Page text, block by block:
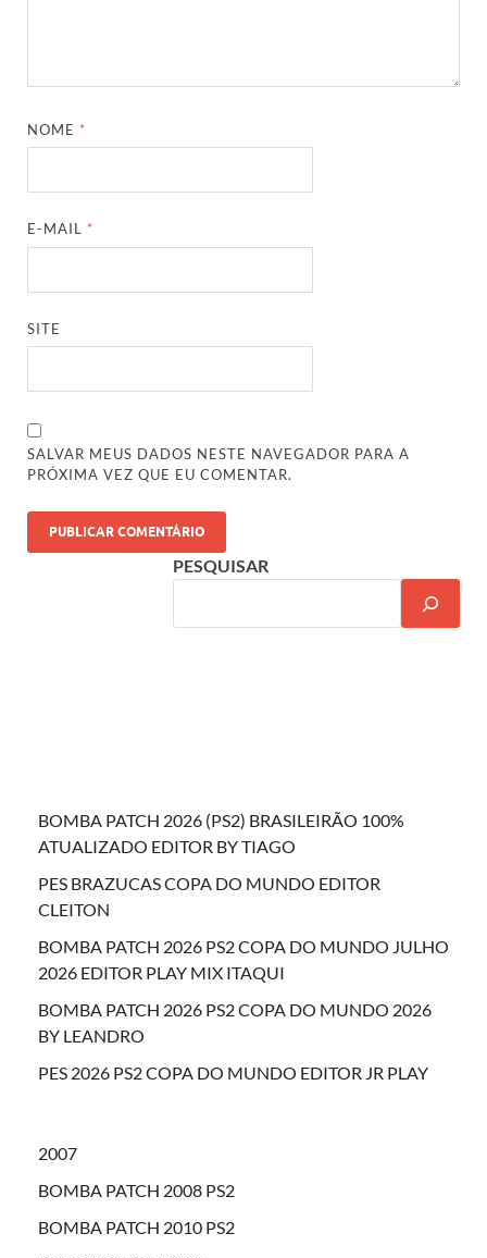
NOME *
E-MAIL *
SITE
SALVAR MEUS DADOS NESTE NAVEGADOR PARA A
PRÓXIMA VEZ QUE EU COMENTAR.
PESQUISAR
BOMBA PATCH 2026 (PS2) BRASILEIRÃO 100%
ATUALIZADO EDITOR BY TIAGO
PES BRAZUCAS COPA DO MUNDO EDITOR
CLEITON
BOMBA PATCH 2026 PS2 COPA DO MUNDO JULHO
2026 EDITOR PLAY MIX ITAQUI
BOMBA PATCH 2026 PS2 COPA DO MUNDO 2026
BY LEANDRO
PES 2026 PS2 COPA DO MUNDO EDITOR JR PLAY
2007
BOMBA PATCH 2008 PS2
BOMBA PATCH 2010 PS2